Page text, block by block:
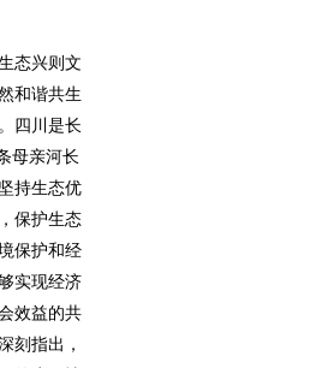
态兴则文
和谐共生
四川是长
母亲河长
持生态优
保护生态
保护和经
实现经济
效益的共
刻指出，